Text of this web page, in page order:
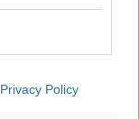
Privacy Policy